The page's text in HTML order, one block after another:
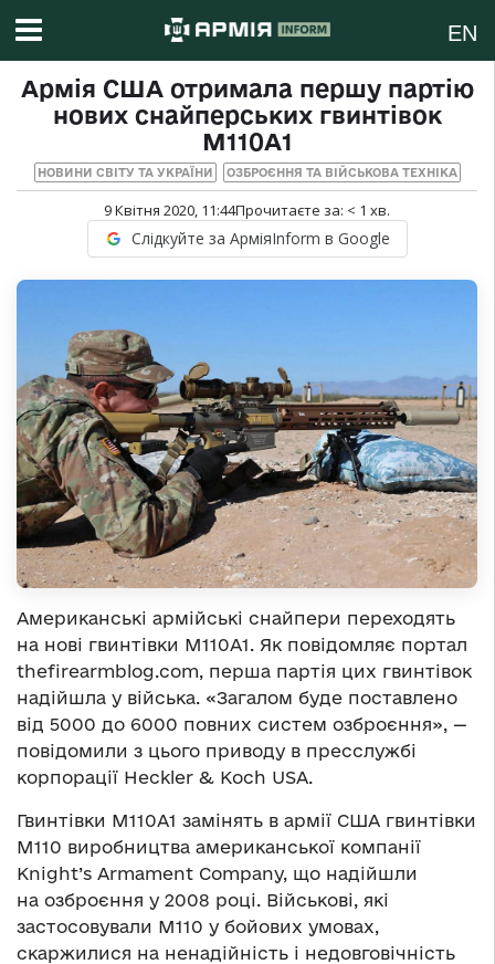
EN
Армія США отримала першу партію
нових снайперських гвинтівок
M110A1
НОВИНИ СВІТУ ТА УКРАЇНИ ОЗБРОЄННЯ ТА ВІЙСЬКОВА ТЕХНІКА
9 Квітня 2020, 11:44Прочитаєте за: < 1 хв.
Слідкуйте за АрміяInform в Google
Американські армійські снайпери переходять
на нові гвинтівки M110A1. Як повідомляє портал
thefirearmblog.com, перша партія цих гвинтівок
надійшла у війська. «Загалом буде поставлено
від 5000 до 6000 повних систем озброєння», —
повідомили з цього приводу в пресслужбі
корпорації Heckler & Koch USA.
Гвинтівки М110А1 замінять в армії США гвинтівки
M110 виробництва американської компанії
Knight’s Armament Company, що надійшли
на озброєння у 2008 році. Військові, які
застосовували M110 у бойових умовах,
скаржилися на ненадійність і недовговічність